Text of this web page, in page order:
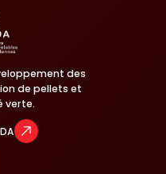
des
de pellets et
verte.